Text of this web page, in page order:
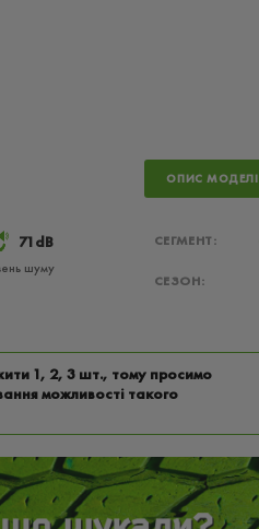
ОПИС МОДЕЛІ
71dB
шуму
СЕГМЕНТ:
СЕЗОН:
1, 2, 3 шт., тому просимо
можливості такого